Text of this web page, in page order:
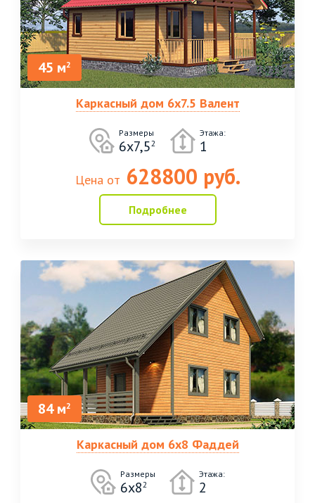
45 м2
Каркасный дом 6х7.5 Валент
Размеры
6х7,52
Этажа:
1
Цена от 628800 руб.
Подробнее
84 м2
Каркасный дом 6х8 Фаддей
Размеры
6х82
Этажа:
2